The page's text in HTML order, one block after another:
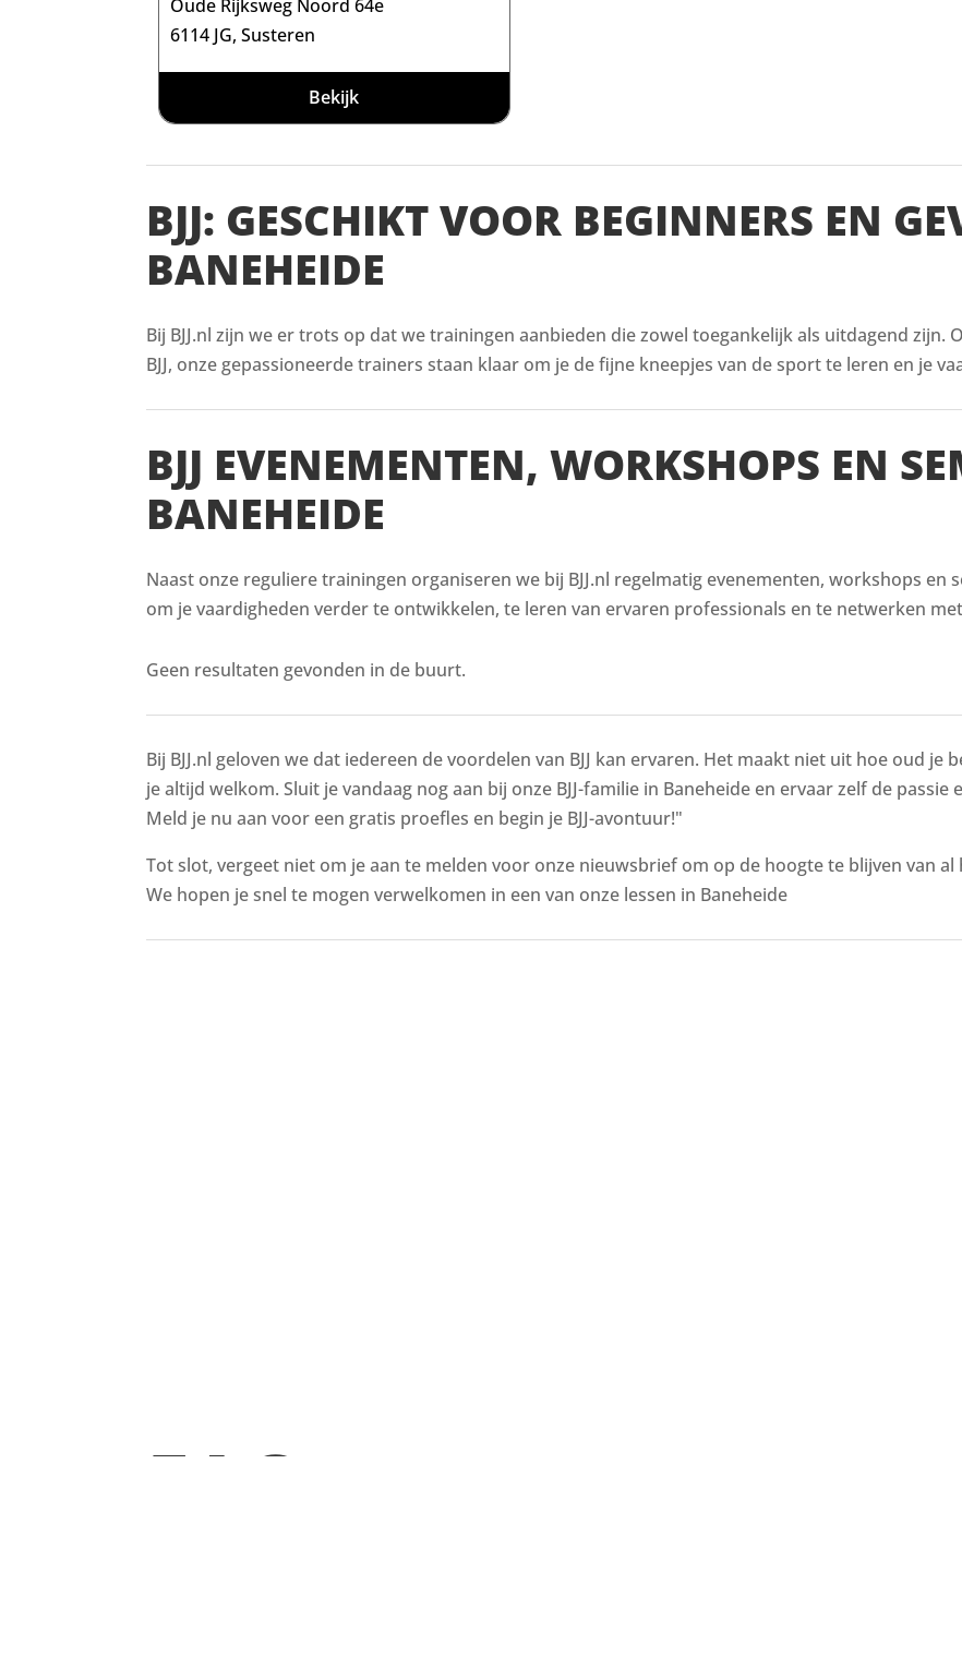
Oude Rijksweg Noord 64e
6114 JG, Susteren
Bekijk
BJJ: GESCHIKT VOOR BEGINNERS EN
BANEHEIDE
Bij BJJ.nl zijn we er trots op dat we trainingen aanbieden die zowel toegankelijk als uitdagend
BJJ, onze gepassioneerde trainers staan klaar om je de fijne kneepjes van de sport te leren en je
BJJ EVENEMENTEN, WORKSHOPS EN
BANEHEIDE
Naast onze reguliere trainingen organiseren we bij BJJ.nl regelmatig evenementen, workshops en
om je vaardigheden verder te ontwikkelen, te leren van ervaren professionals en te netwerken
Geen resultaten gevonden in de buurt.
Bij BJJ.nl geloven we dat iedereen de voordelen van BJJ kan ervaren. Het maakt niet uit hoe oud
je altijd welkom. Sluit je vandaag nog aan bij onze BJJ-familie in Baneheide en ervaar zelf de
Meld je nu aan voor een gratis proefles en begin je BJJ-avontuur!"
Tot slot, vergeet niet om je aan te melden voor onze nieuwsbrief om op de hoogte te blijven van al
We hopen je snel te mogen verwelkomen in een van onze lessen in Baneheide
FAQ